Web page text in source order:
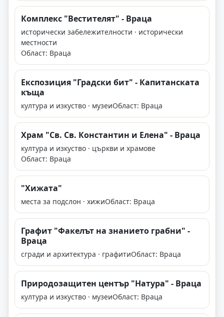
Комплекс "Вестителят" - Враца
исторически забележителности · исторически
местности
Област: Враца
Експозиция "Градски бит" - Капитанската
къща
култура и изкуство · музеиОбласт: Враца
Храм "Св. Св. Константин и Елена" - Враца
култура и изкуство · църкви и храмове
Област: Враца
"Хижата"
места за подслон · хижиОбласт: Враца
Графит "Факелът на знанието грабни" -
Враца
сгради и архитектура · графитиОбласт: Враца
Природозащитен център "Натура" - Враца
култура и изкуство · музеиОбласт: Враца